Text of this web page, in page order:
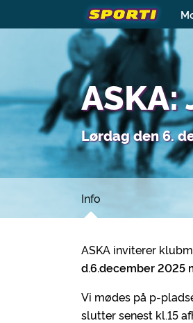
Lørdag den 6.
Info
ASKA inviterer
d.6.december 2025
Vi mødes på p-
slutter senest kl.15